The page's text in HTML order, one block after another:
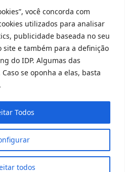
você concorda com
utilizados para analisar
publicidade baseada no seu
site e também para a definição
do IDP. Algumas das
se oponha a elas, basta
todos
Todos
cadastro da Instituição no Sistema e-
MEC
Todos Direitos Reservados